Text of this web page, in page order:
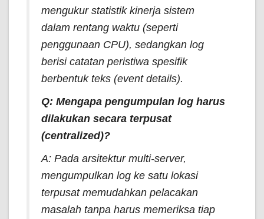
mengukur statistik kinerja sistem
dalam rentang waktu (seperti
penggunaan CPU), sedangkan log
berisi catatan peristiwa spesifik
berbentuk teks (event details).
Q: Mengapa pengumpulan log harus
dilakukan secara terpusat
(centralized)?
A: Pada arsitektur multi-server,
mengumpulkan log ke satu lokasi
terpusat memudahkan pelacakan
masalah tanpa harus memeriksa tiap